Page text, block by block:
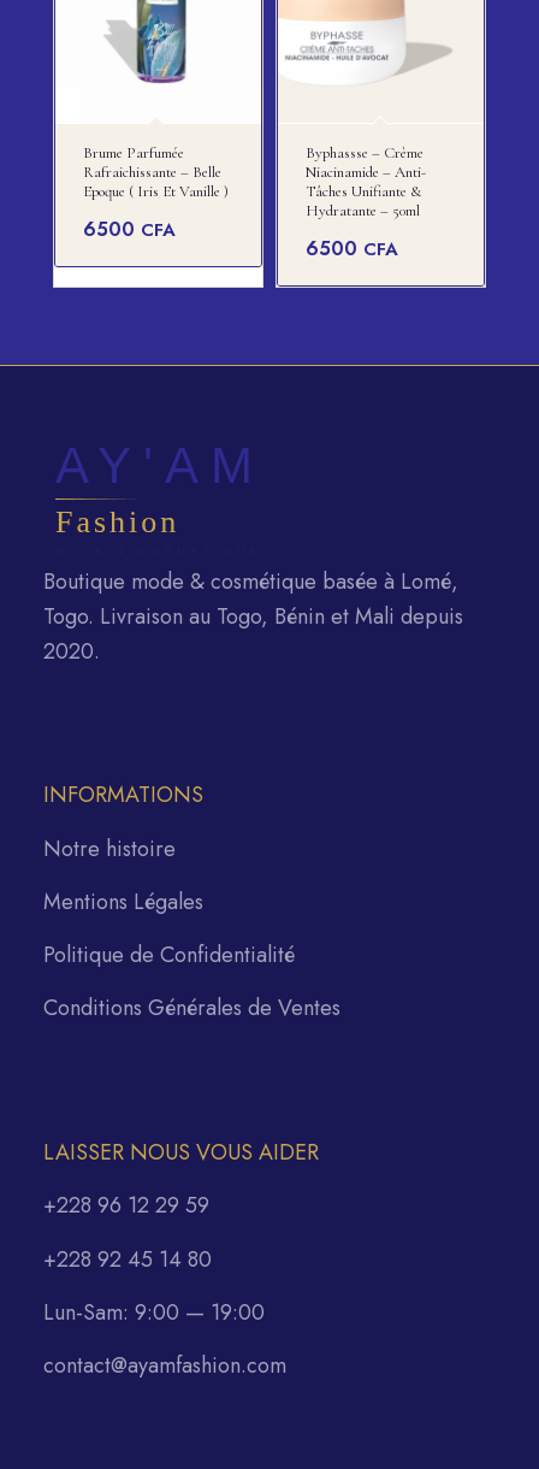
Brume Parfumée
Rafraichissante – Belle
Epoque ( Iris Et Vanille )
6500 CFA
Byphassse – Crème
Niacinamide – Anti-
Tâches Unifiante &
Hydratante – 50ml
6500 CFA
Boutique mode & cosmétique basée à Lomé,
Togo. Livraison au Togo, Bénin et Mali depuis
2020.
INFORMATIONS
Notre histoire
Mentions Légales
Politique de Confidentialité
Conditions Générales de Ventes
LAISSER NOUS VOUS AIDER
+228 96 12 29 59
+228 92 45 14 80
Lun-Sam: 9:00 — 19:00
contact@ayamfashion.com